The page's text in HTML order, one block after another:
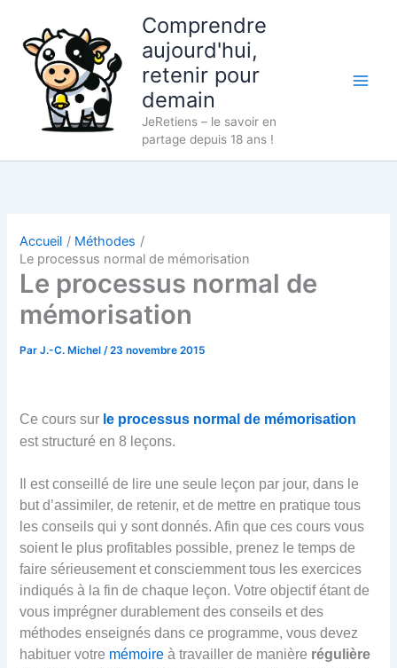
contenu
Comprendre
aujourd'hui,
retenir pour
demain
JeRetiens – le savoir en
partage depuis 18 ans !
Accueil
Méthodes
Le processus normal de mémorisation
Le processus normal de
mémorisation
ParJ.-C. Michel/23 novembre 2015
Ce cours sur le processus normal de mémorisation
est structuré en 8 leçons.
Il est conseillé de lire une seule leçon par jour, dans le
but d’assimiler, de retenir, et de mettre en pratique tous
les conseils qui y sont donnés. Afin que ces cours vous
soient le plus profitables possible, prenez le temps de
faire sérieusement et consciemment tous les exercices
indiqués à la fin de chaque leçon. Votre objectif étant de
vous imprégner durablement des conseils et des
méthodes enseignés dans ce programme, vous devez
habituer votre mémoire à travailler de manière régulière